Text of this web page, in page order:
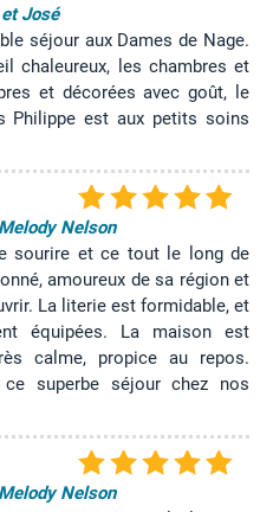
José
séjour aux Dames de Nage.
chaleureux, les chambres et
et décorées avec goût, le
Philippe est aux petits soins
Nelson
sourire et ce tout le long de
amoureux de sa région et
La literie est formidable, et
équipées. La maison est
calme, propice au repos.
superbe séjour chez nos
Nelson